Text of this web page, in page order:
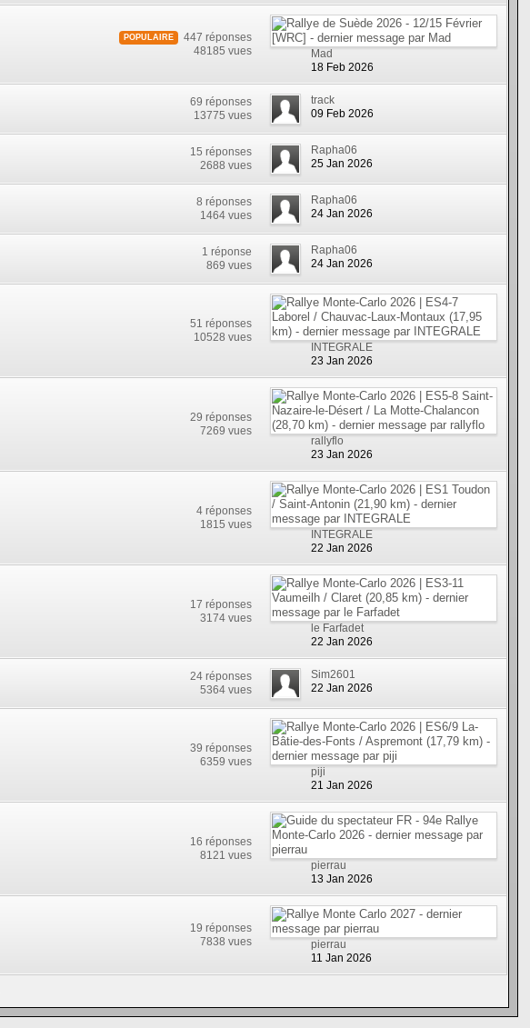
POPULAIRE
447 réponses
48185 vues
Mad
18 Feb 2026
69 réponses
13775 vues
track
09 Feb 2026
15 réponses
2688 vues
Rapha06
25 Jan 2026
8 réponses
1464 vues
Rapha06
24 Jan 2026
1 réponse
869 vues
Rapha06
24 Jan 2026
51 réponses
10528 vues
INTEGRALE
23 Jan 2026
29 réponses
7269 vues
rallyflo
23 Jan 2026
4 réponses
1815 vues
INTEGRALE
22 Jan 2026
17 réponses
3174 vues
le Farfadet
22 Jan 2026
24 réponses
5364 vues
Sim2601
22 Jan 2026
39 réponses
6359 vues
piji
21 Jan 2026
16 réponses
8121 vues
pierrau
13 Jan 2026
19 réponses
7838 vues
pierrau
11 Jan 2026